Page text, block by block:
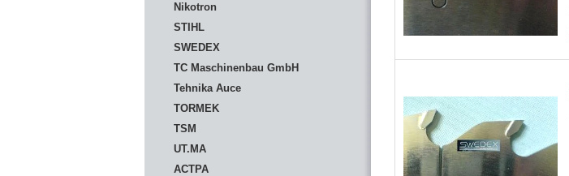
Nikotron
STIHL
SWEDEX
TC Maschinenbau GmbH
Tehnika Auce
TORMEK
TSM
UT.MA
АСТРА